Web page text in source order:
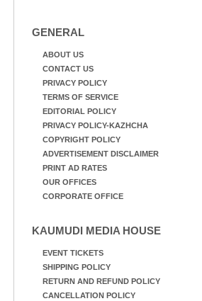
GENERAL
ABOUT US
CONTACT US
PRIVACY POLICY
TERMS OF SERVICE
EDITORIAL POLICY
PRIVACY POLICY-KAZHCHA
COPYRIGHT POLICY
ADVERTISEMENT DISCLAIMER
PRINT AD RATES
OUR OFFICES
CORPORATE OFFICE
KAUMUDI MEDIA HOUSE
EVENT TICKETS
SHIPPING POLICY
RETURN AND REFUND POLICY
CANCELLATION POLICY